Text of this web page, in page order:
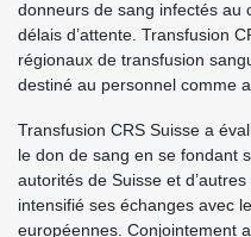
donneurs de sang infectés au
délais d’attente. Transfusion
régionaux de transfusion
destiné au personnel comme
Transfusion CRS Suisse a
le don de sang en se fondant
autorités de Suisse et
intensifié ses échanges avec
européennes. Conjointement